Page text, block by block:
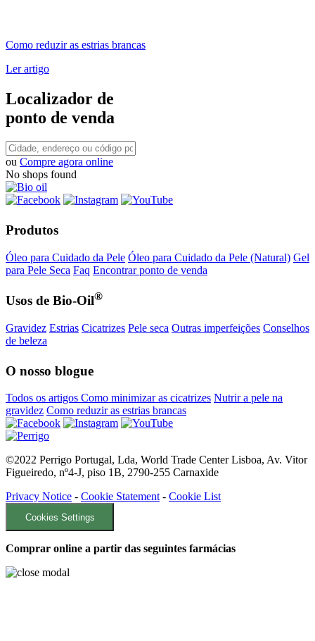
Como reduzir as estrias brancas
Ler artigo
Localizador de
ponto de venda
ou Compre agora online
No shops found
Produtos
Óleo para Cuidado da Pele Óleo para Cuidado da Pele (Natural) Gel
para Pele Seca Faq Encontrar ponto de venda
Usos de Bio-Oil®
Gravidez Estrias Cicatrizes Pele seca Outras imperfeições Conselhos
de beleza
O nosso blogue
Todos os artigos Como minimizar as cicatrizes Nutrir a pele na
gravidez Como reduzir as estrias brancas
©2022 Perrigo Portugal, Lda, World Trade Center Lisboa, Av. Vitor
Figueiredo, nº4-J, piso 1B, 2790-255 Carnaxide
Privacy Notice - Cookie Statement- Cookie List
Cookies Settings
Comprar online a partir das seguintes farmácias